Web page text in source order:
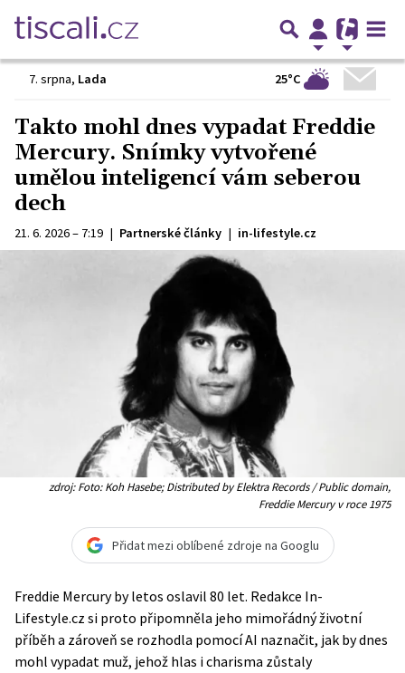
7. srpna, Lada 25°C
Takto mohl dnes vypadat Freddie
Mercury. Snímky vytvořené
umělou inteligencí vám seberou
dech
21. 6. 2026 – 7:19 | Partnerské články | in-lifestyle.cz
zdroj: Foto: Koh Hasebe; Distributed by Elektra Records / Public domain,
Freddie Mercury v roce 1975
Přidat mezi oblíbené zdroje na Googlu
Freddie Mercury by letos oslavil 80 let. Redakce In-
Lifestyle.cz si proto připomněla jeho mimořádný životní
příběh a zároveň se rozhodla pomocí AI naznačit, jak by dnes
mohl vypadat muž, jehož hlas i charisma zůstaly